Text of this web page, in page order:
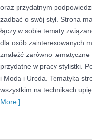
oraz przydatnym
zadbać o swój styl. Strona
łączy w sobie tematy
dla osób zainteresowanych
znaleźć zarówno
przydatne w pracy stylistki.
i Moda i Uroda. Tematyka
wszystkim na technikach
More ]